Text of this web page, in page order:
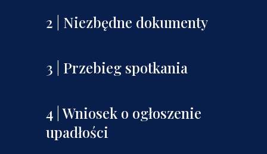
2 | Niezbędne dokumenty
3 | Przebieg spotkania
4 | Wniosek o ogłoszenie
upadłości